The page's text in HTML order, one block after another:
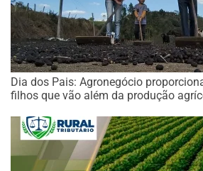
Dia dos Pais: Agronegócio
filhos que vão além da produção